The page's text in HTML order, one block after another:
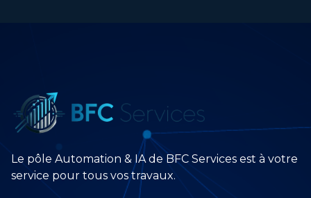
Le pôle Automation & IA de BFC Services est à votre
service pour tous vos travaux.